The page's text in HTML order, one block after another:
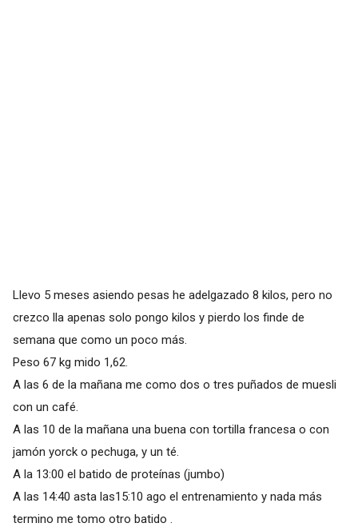
Llevo 5 meses asiendo pesas he adelgazado 8 kilos, pero no
crezco lla apenas solo pongo kilos y pierdo los finde de
semana que como un poco más.
Peso 67 kg mido 1,62.
A las 6 de la mañana me como dos o tres puñados de muesli
con un café.
A las 10 de la mañana una buena con tortilla francesa o con
jamón yorck o pechuga, y un té.
A la 13:00 el batido de proteínas (jumbo)
A las 14:40 asta las15:10 ago el entrenamiento y nada más
termino me tomo otro batido .